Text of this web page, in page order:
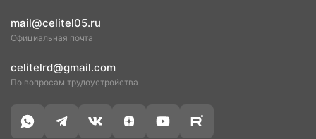
mail@celitel05.ru
Официальная почта
celitelrd@gmail.com
По вопросам трудоустройства